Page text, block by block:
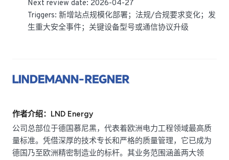
Next review date: 2026-04-27
Triggers: 新增站点规模化部署；法规/合规要求变化；发
生重大安全事件；关键设备型号或通信协议升级
作者介绍：LND Energy
公司总部位于德国慕尼黑，代表着欧洲电力工程领域最高质
量标准。凭借深厚的技术专长和严格的质量管理，它已成为
德国乃至欧洲精密制造业的标杆。其业务范围涵盖两大领